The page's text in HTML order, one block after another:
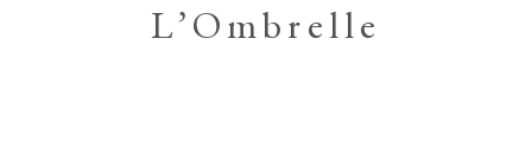
L’Ombrelle